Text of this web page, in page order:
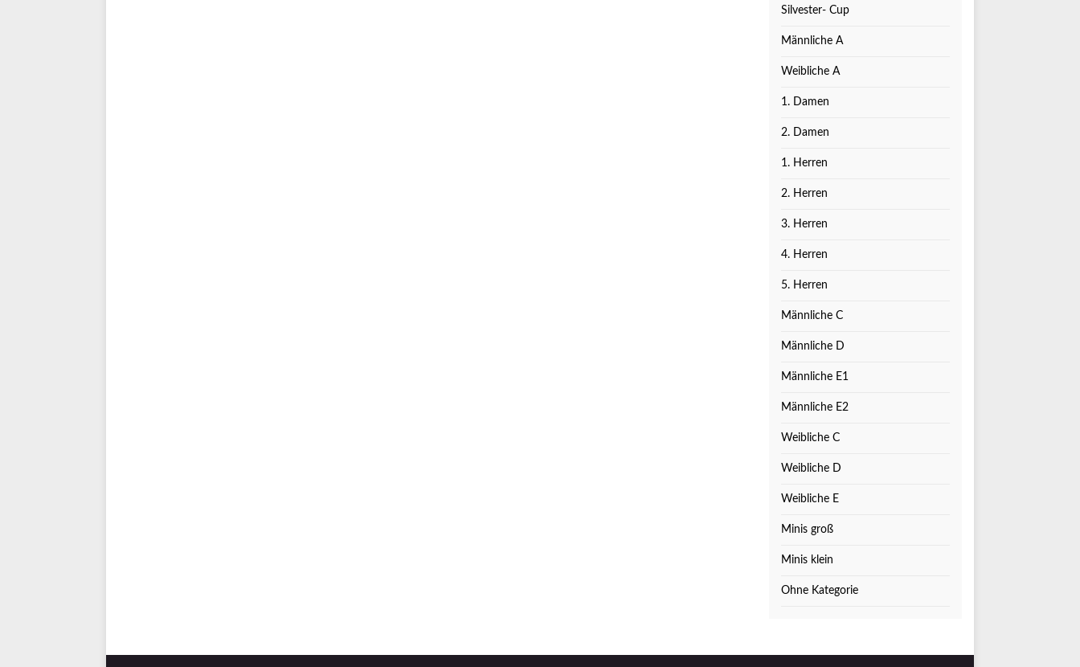
Silvester- Cup
Männliche A
Weibliche A
1. Damen
2. Damen
1. Herren
2. Herren
3. Herren
4. Herren
5. Herren
Männliche C
Männliche D
Männliche E1
Männliche E2
Weibliche C
Weibliche D
Weibliche E
Minis groß
Minis klein
Ohne Kategorie